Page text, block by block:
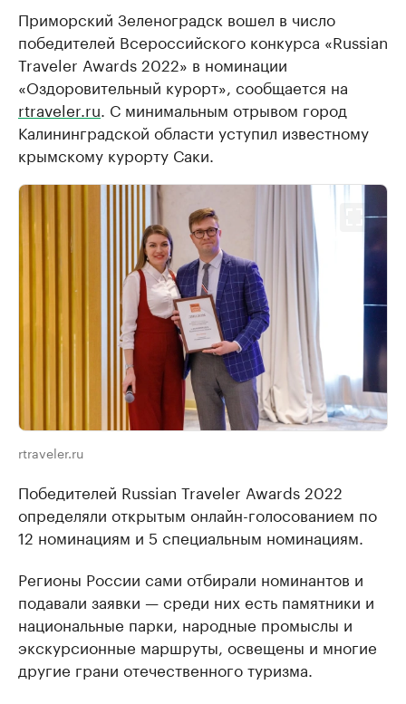
Приморский Зеленоградск вошел в число
победителей Всероссийского конкурса «Russian
Traveler Awards 2022» в номинации
«Оздоровительный курорт», сообщается на
rtraveler.ru . С минимальным отрывом город
Калининградской области уступил известному
крымскому курорту Саки.
rtraveler.ru
Победителей Russian Traveler Awards 2022
определяли открытым онлайн-голосованием по
12 номинациям и 5 специальным номинациям.
Регионы России сами отбирали номинантов и
подавали заявки — среди них есть памятники и
национальные парки, народные промыслы и
экскурсионные маршруты, освещены и многие
другие грани отечественного туризма.